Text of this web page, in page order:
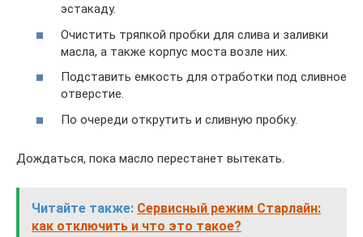
эстакаду.
Очистить тряпкой пробки для слива и заливки
масла, а также корпус моста возле них.
Подставить емкость для отработки под сливное
отверстие.
По очереди открутить и сливную пробку.
Дождаться, пока масло перестанет вытекать.
Читайте также: Сервисный режим Старлайн:
как отключить и что это такое?